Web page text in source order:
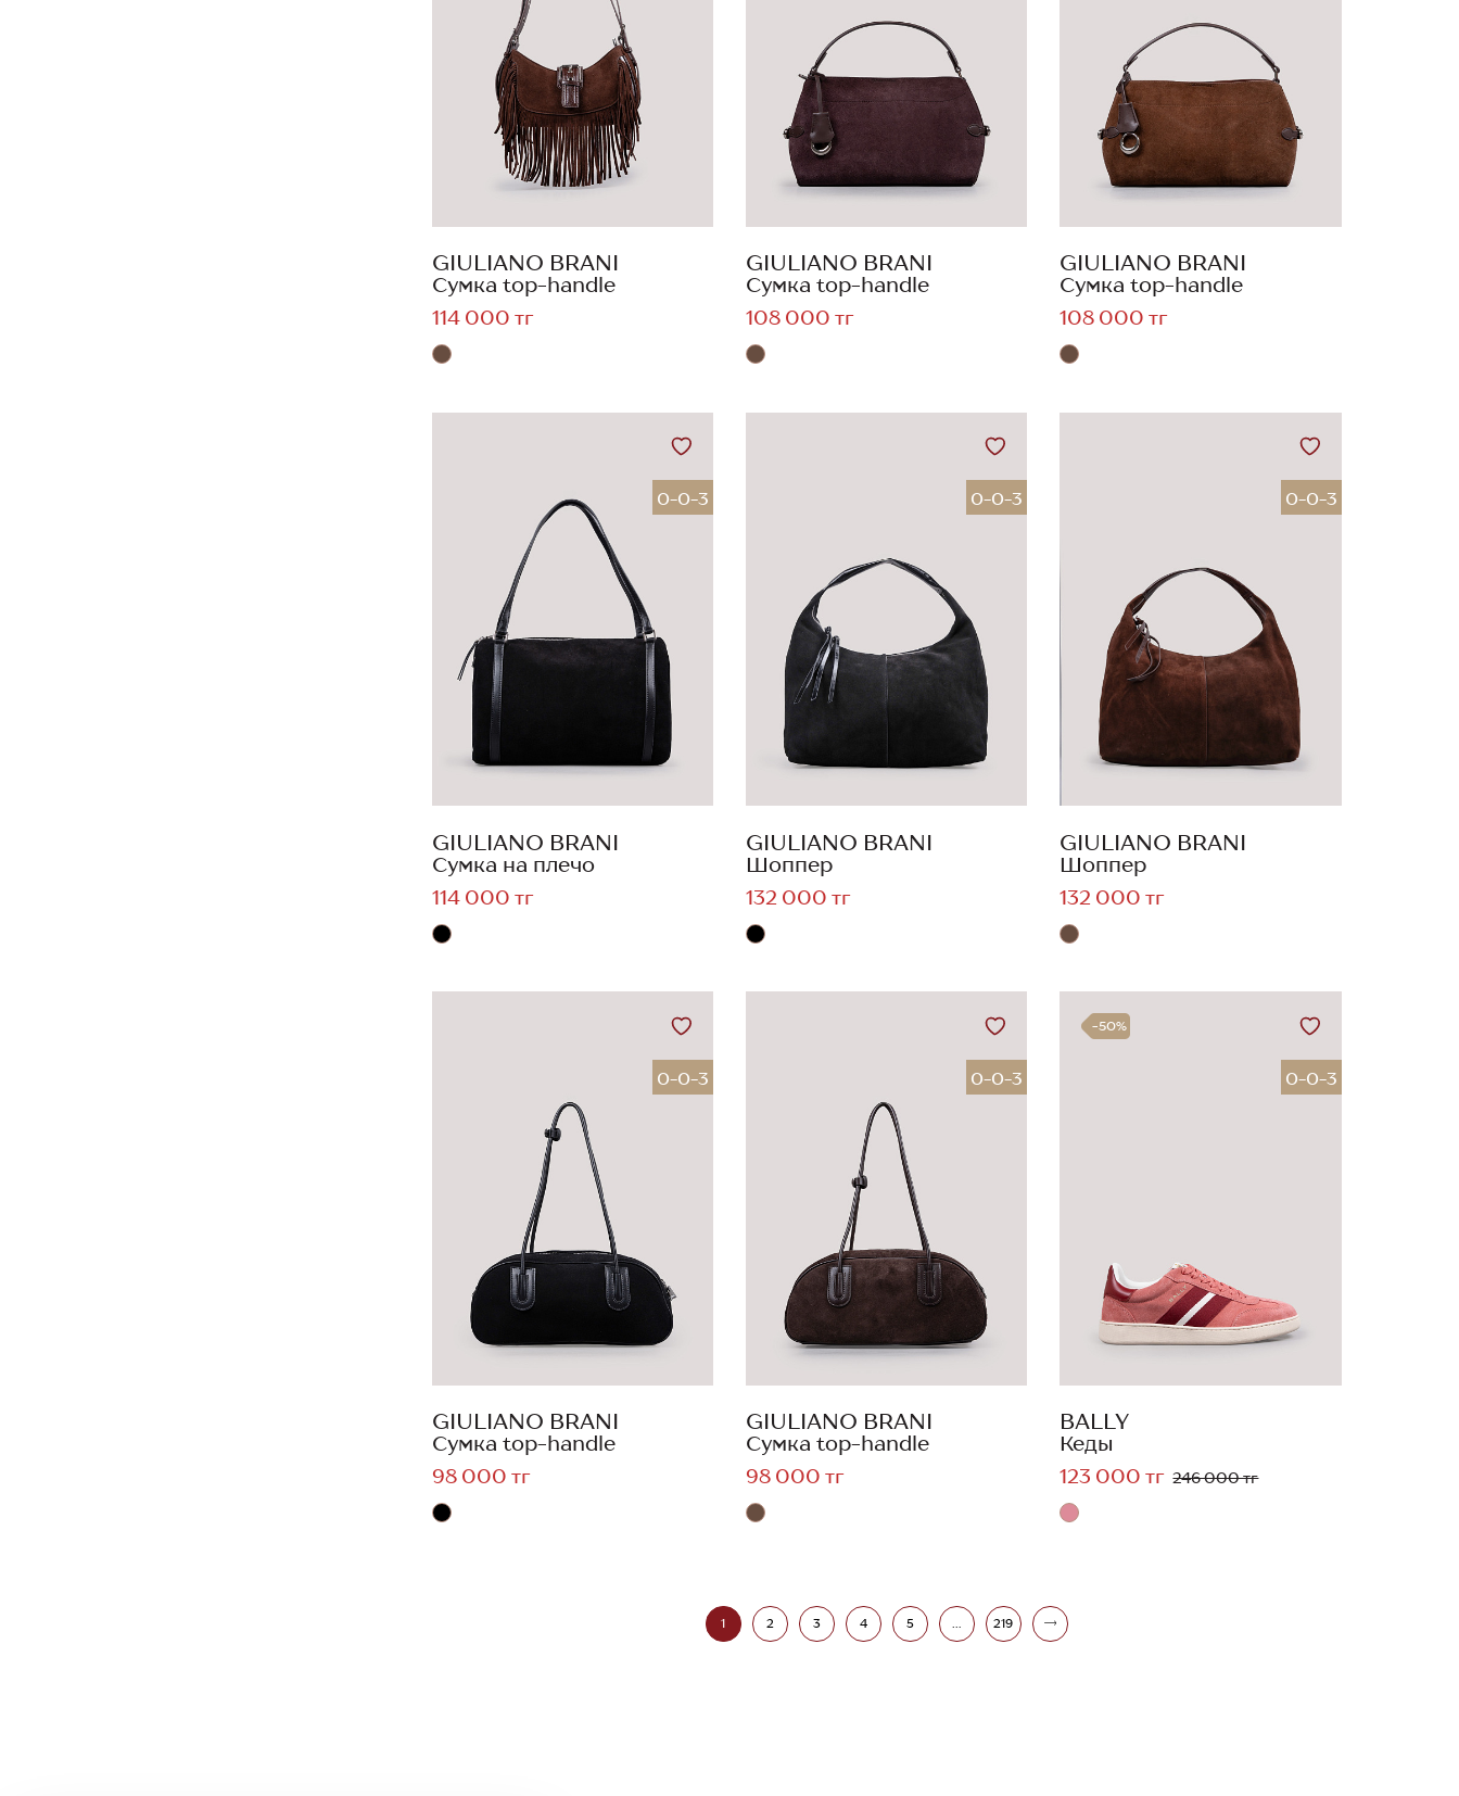
GIULIANO BRANI
Сумка top-handle
114 000 тг
GIULIANO BRANI
Сумка top-handle
108 000 тг
GIULIANO BRANI
Сумка top-handle
108 000 тг
0-0-3
GIULIANO BRANI
Сумка на плечо
114 000 тг
0-0-3
GIULIANO BRANI
Шоппер
132 000 тг
0-0-3
GIULIANO BRANI
Шоппер
132 000 тг
0-0-3
GIULIANO BRANI
Сумка top-handle
98 000 тг
0-0-3
GIULIANO BRANI
Сумка top-handle
98 000 тг
-50%
0-0-3
BALLY
Кеды
123 000 тг 246 000 тг
1 2 3 4 5 219